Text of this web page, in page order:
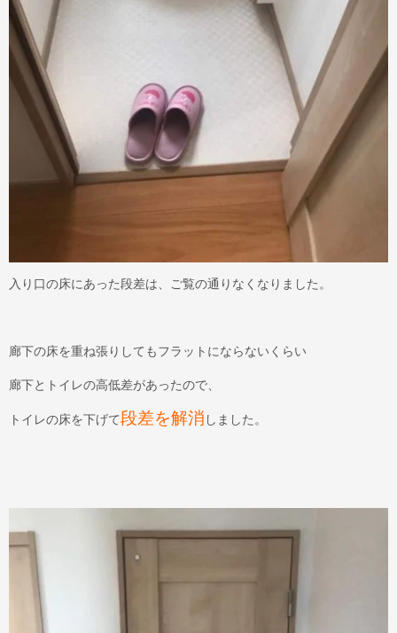
入り口の床にあった段差は、ご覧の通りなくなりました。
廊下の床を重ね張りしてもフラットにならないくらい
廊下とトイレの高低差があったので、
トイレの床を下げて段差を解消 しました。